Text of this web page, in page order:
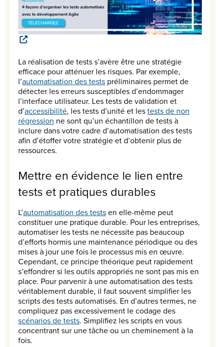
La réalisation de tests s’avère être une stratégie
efficace pour atténuer les risques. Par exemple,
l’automatisation des tests préliminaires permet de
détecter les erreurs susceptibles d’endommager
l’interface utilisateur. Les tests de validation et
d’accessibilité, les tests d’unité et lestests de non
régression ne sont qu’un échantillon de tests à
inclure dans votre cadre d’automatisation des tests
afin d’étoffer votre stratégie et d’obtenir plus de
ressources.
Mettre en évidence le lien entre
tests et pratiques durables
L’automatisation des testsen elle-même peut
constituer une pratique durable. Pour les entreprises,
automatiser les tests ne nécessite pas beaucoup
d’efforts hormis une maintenance périodique ou des
mises à jour une fois le processus mis en œuvre.
Cependant, ce principe théorique peut rapidement
s’effondrer si les outils appropriés ne sont pas mis en
place. Pour parvenir à une automatisation des tests
véritablement durable, il faut souvent simplifier les
scripts des tests automatisés. En d’autres termes, ne
compliquez pas excessivement le codage des
scénarios de tests. Simplifiez les scripts en vous
concentrant sur une tâche ou un cheminement à la
fois.